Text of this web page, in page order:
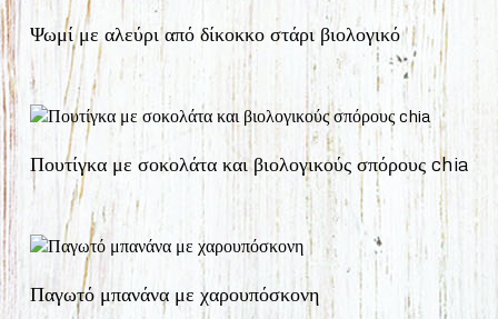
Ψωμί με αλεύρι από δίκοκκο στάρι βιολογικό
Πουτίγκα με σοκολάτα και βιολογικούς σπόρους chia
Παγωτό μπανάνα με χαρουπόσκονη